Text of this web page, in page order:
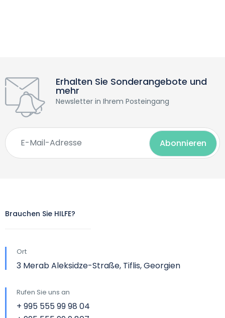
Erhalten Sie Sonderangebote und
mehr
Newsletter in Ihrem Posteingang
Brauchen Sie HILFE?
Ort
3 Merab Aleksidze-Straße, Tiflis, Georgien
Rufen Sie uns an
+ 995 555 99 98 04